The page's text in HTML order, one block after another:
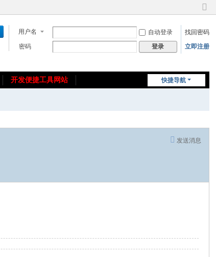
切
到
窄
用户名 自动登录
找回密码
密码
登录 立即注册
快捷导航
开发便捷工具网站
发送消息